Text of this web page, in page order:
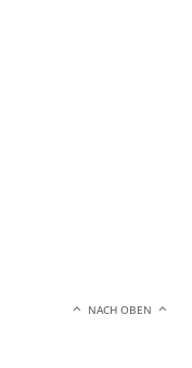
NACH OBEN